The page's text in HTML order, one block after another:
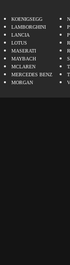
KOENIGSEGG
LAMBORGHINI
LANCIA
LOTUS
MASERATI
MAYBACH
MCLAREN
MERCEDES BENZ
MORGAN